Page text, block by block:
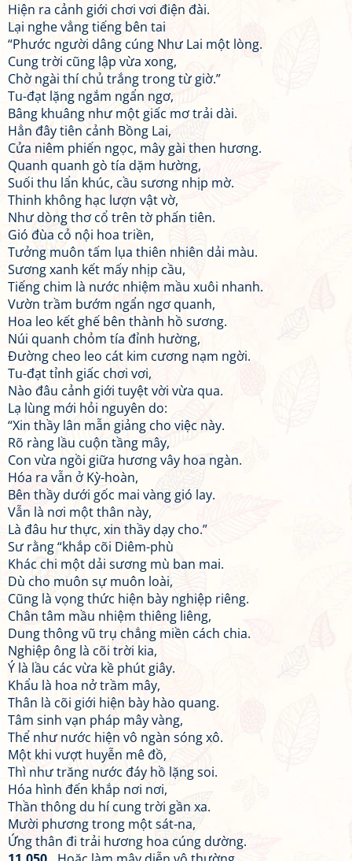
Hiện ra cảnh giới chơi vơi điện đài.
Lại nghe vẳng tiếng bên tai
“Phước người dâng cúng Như Lai một lòng.
Cung trời cũng lập vừa xong,
Chờ ngài thí chủ trắng trong từ giờ.”
Tu-đạt lặng ngắm ngẩn ngơ,
Bâng khuâng như một giấc mơ trải dài.
Hẳn đây tiên cảnh Bồng Lai,
Cửa niêm phiến ngọc, mây gài then hương.
Quanh quanh gò tía dặm hường,
Suối thu lẩn khúc, cầu sương nhịp mờ.
Thinh không hạc lượn vật vờ,
Như dòng thơ cổ trên tờ phấn tiên.
Gió đùa cỏ nội hoa triền,
Tưởng muôn tấm lụa thiên nhiên dải màu.
Sương xanh kết mấy nhịp cầu,
Tiếng chim là nước nhiệm mầu xuôi nhanh.
Vườn trầm bướm ngẩn ngơ quanh,
Hoa leo kết ghế bên thành hồ sương.
Núi quanh chỏm tía đỉnh hường,
Đường cheo leo cát kim cương nạm ngời.
Tu-đạt tỉnh giấc chơi vơi,
Nào đâu cảnh giới tuyệt vời vừa qua.
Lạ lùng mới hỏi nguyên do:
“Xin thầy lân mẫn giảng cho việc này.
Rõ ràng lầu cuộn tầng mây,
Con vừa ngồi giữa hương vây hoa ngàn.
Hóa ra vẫn ở Kỳ-hoàn,
Bên thầy dưới gốc mai vàng gió lay.
Vẫn là nơi một thân này,
Là đâu hư thực, xin thầy dạy cho.”
Sư rằng “khắp cõi Diêm-phù
Khác chi một dải sương mù ban mai.
Dù cho muôn sự muôn loài,
Cũng là vọng thức hiện bày nghiệp riêng.
Chân tâm mầu nhiệm thiêng liêng,
Dung thông vũ trụ chẳng miền cách chia.
Nghiệp ông là cõi trời kia,
Ý là lầu các vừa kề phút giây.
Khẩu là hoa nở trầm mây,
Thân là cõi giới hiện bày hào quang.
Tâm sinh vạn pháp mây vàng,
Thể như nước hiện vô ngàn sóng xô.
Một khi vượt huyễn mê đồ,
Thì như trăng nước đáy hồ lặng soi.
Hóa hình đến khắp nơi nơi,
Thần thông du hí cung trời gần xa.
Mười phương trong một sát-na,
Ứng thân đi trải hương hoa cúng dường.